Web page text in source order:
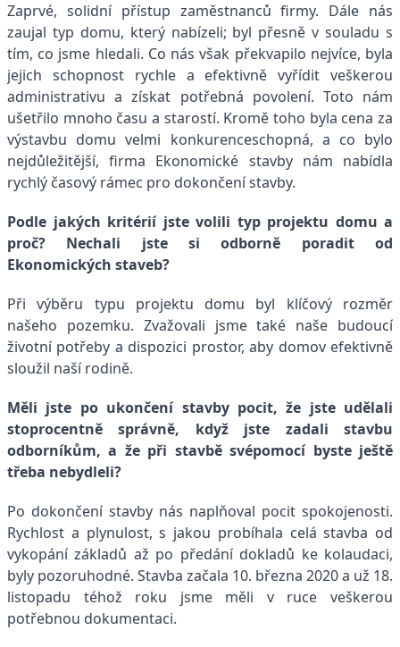
Zaprvé, solidní přístup zaměstnanců firmy. Dále nás
zaujal typ domu, který nabízeli; byl přesně v souladu s
tím, co jsme hledali. Co nás však překvapilo nejvíce, byla
jejich schopnost rychle a efektivně vyřídit veškerou
administrativu a získat potřebná povolení. Toto nám
ušetřilo mnoho času a starostí. Kromě toho byla cena za
výstavbu domu velmi konkurenceschopná, a co bylo
nejdůležitější, firma Ekonomické stavby nám nabídla
rychlý časový rámec pro dokončení stavby.
Podle jakých kritérií jste volili typ projektu domu a
proč? Nechali jste si odborně poradit od
Ekonomických staveb?
Při výběru typu projektu domu byl klíčový rozměr
našeho pozemku. Zvažovali jsme také naše budoucí
životní potřeby a dispozici prostor, aby domov efektivně
sloužil naší rodině.
Měli jste po ukončení stavby pocit, že jste udělali
stoprocentně správně, když jste zadali stavbu
odborníkům, a že při stavbě svépomocí byste ještě
třeba nebydleli?
Po dokončení stavby nás naplňoval pocit spokojenosti.
Rychlost a plynulost, s jakou probíhala celá stavba od
vykopání základů až po předání dokladů ke kolaudaci,
byly pozoruhodné. Stavba začala 10. března 2020 a už 18.
listopadu téhož roku jsme měli v ruce veškerou
potřebnou dokumentaci.